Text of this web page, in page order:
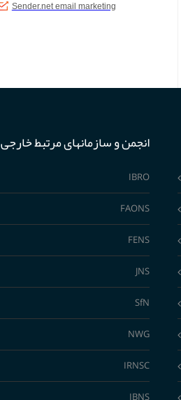
انجمن و سازمانهای مرتبط خارجی
IBRO
FAONS
FENS
JNS
SfN
NWG
IRNSC
IBNS